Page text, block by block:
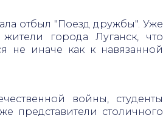
отбыл "Поезд дружбы". Уже
города Луганск, что
не иначе как к навязанной
войны, студенты
представители столичного